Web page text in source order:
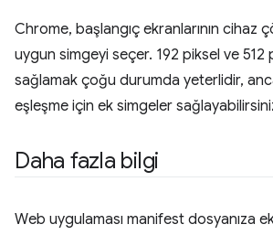
Chrome, başlangıç ekranlarının cihaz
uygun simgeyi seçer. 192 piksel ve 512
sağlamak çoğu durumda yeterlidir,
eşleşme için ek simgeler
Daha fazla bilgi
Web uygulaması manifest dosyanıza